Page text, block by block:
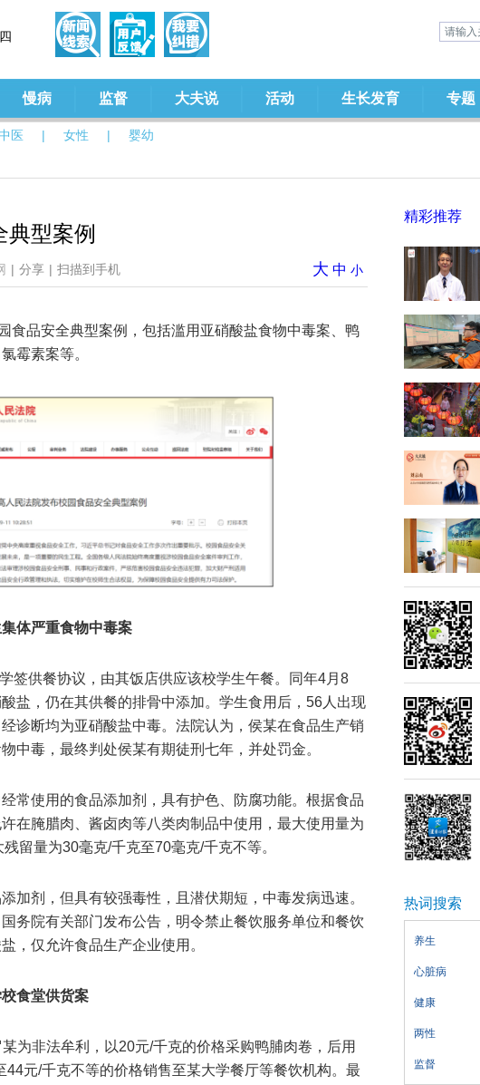
医 | 女性 | 婴幼
慢病 监督 大夫说 活动 生长发育 专题
型案例
| 分享 | 扫描到手机 大 中 小
食品安全典型案例，包括滥用亚硝酸盐食物中毒案、鸭
霉素案等。
体严重食物中毒案
签供餐协议，由其饭店供应该校学生午餐。同年4月8
盐，仍在其供餐的排骨中添加。学生食用后，56人出现
诊断均为亚硝酸盐中毒。法院认为，侯某在食品生产销
中毒，最终判处侯某有期徒刑七年，并处罚金。
常使用的食品添加剂，具有护色、防腐功能。根据食品
在腌腊肉、酱卤肉等八类肉制品中使用，最大使用量为
留量为30毫克/千克至70毫克/千克不等。
加剂，但具有较强毒性，且潜伏期短，中毒发病迅速。
务院有关部门发布公告，明令禁止餐饮服务单位和餐饮
，仅允许食品生产企业使用。
食堂供货案
为非法牟利，以20元/千克的价格采购鸭脯肉卷，后用
元/千克不等的价格销售至某大学餐厅等餐饮机构。最
精彩推荐
热词搜索
养生
心脏病
健康
两性
监督